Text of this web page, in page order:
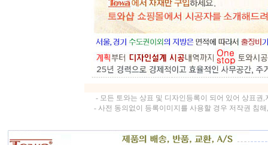
- 모든 토와는 상표 및 디자인등록이 되어 있어 상표
- 사전 동의없이 등록이미지를 사용할 경우 저작권 침